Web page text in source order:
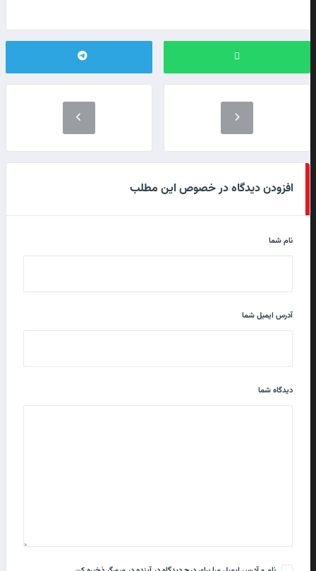
افزودن دیدگاه در خصوص این مطلب
نام شما
آدرس ایمیل شما
دیدگاه شما